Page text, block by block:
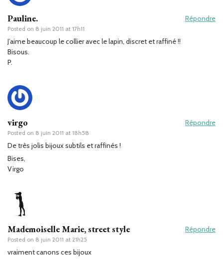
Pauline.
Posted on 8 juin 2011 at 17h11
Répondre
J’aime beaucoup le collier avec le lapin, discret et raffiné !!
Bisous.
P.
virgo
Posted on 8 juin 2011 at 18h58
Répondre
De très jolis bijoux subtils et raffinés !
Bises,
Virgo
Mademoiselle Marie, street style
Posted on 8 juin 2011 at 21h25
Répondre
vraiment canons ces bijoux